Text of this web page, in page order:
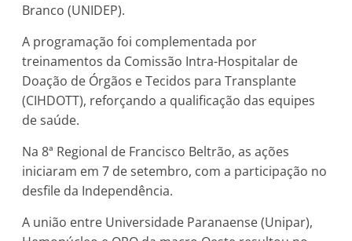
Branco (UNIDEP).
A programação foi complementada por
treinamentos da Comissão Intra-Hospitalar de
Doação de Órgãos e Tecidos para Transplante
(CIHDOTT), reforçando a qualificação das equipes
de saúde.
Na 8ª Regional de Francisco Beltrão, as ações
iniciaram em 7 de setembro, com a participação no
desfile da Independência.
A união entre Universidade Paranaense (Unipar),